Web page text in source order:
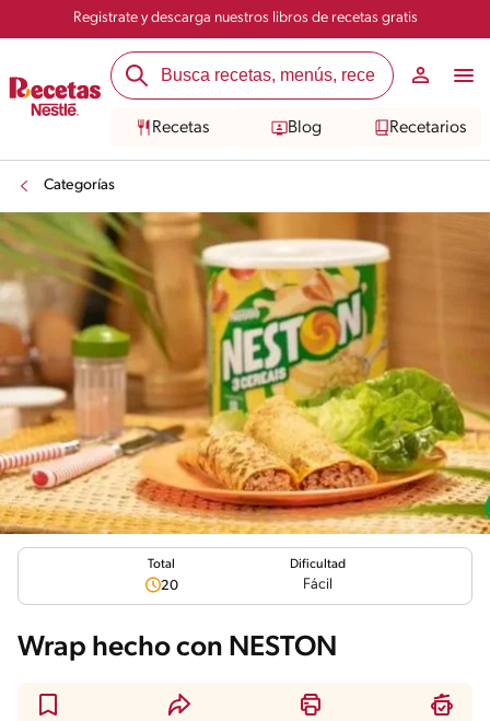
Registrate y descarga nuestros libros de recetas gratis
Recetas Blog Recetarios
Categorías
Total
20
Dificultad
Fácil
Wrap hecho con NESTON